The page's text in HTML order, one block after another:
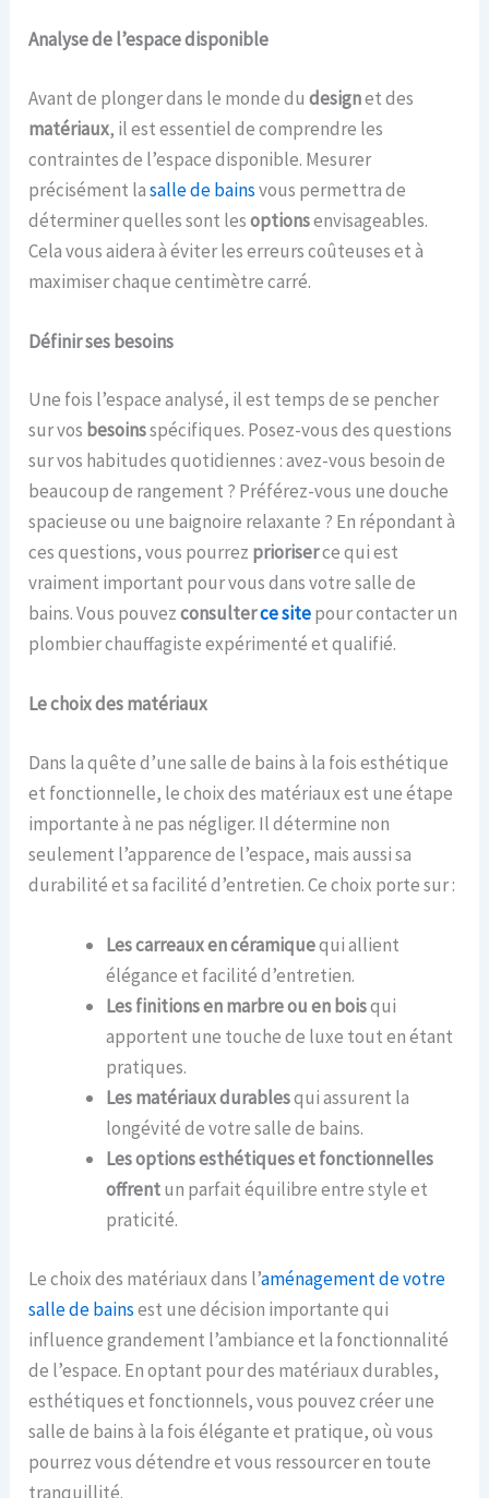
Analyse de l’espace disponible
Avant de plonger dans le monde dudesignet des
matériaux, il est essentiel de comprendre les
contraintes de l’espace disponible. Mesurer
précisément lasalle de bainsvous permettra de
déterminer quelles sont lesoptionsenvisageables.
Cela vous aidera à éviter les erreurs coûteuses et à
maximiser chaque centimètre carré.
Définir ses besoins
Une fois l’espace analysé, il est temps de se pencher
sur vos besoinsspécifiques. Posez-vous des questions
sur vos habitudes quotidiennes : avez-vous besoin de
beaucoup de rangement ? Préférez-vous une douche
spacieuse ou une baignoire relaxante ? En répondant à
ces questions, vous pourrez prioriserce qui est
vraiment important pour vous dans votre salle de
bains. Vous pouvezconsulterce sitepour contacter un
plombier chauffagiste expérimenté et qualifié.
Le choix des matériaux
Dans la quête d’une salle de bains à la fois esthétique
et fonctionnelle, le choix des matériaux est une étape
importante à ne pas négliger. Il détermine non
seulement l’apparence de l’espace, mais aussi sa
durabilité et sa facilité d’entretien. Ce choix porte sur :
Les carreaux en céramiquequi allient
élégance et facilité d’entretien.
Les finitions en marbre ou en boisqui
apportent une touche de luxe tout en étant
pratiques.
Les matériaux durablesqui assurent la
longévité de votre salle de bains.
Les options esthétiques et fonctionnelles
offrentun parfait équilibre entre style et
praticité.
Le choix des matériaux dans l’aménagement de votre
salle de bainsest une décision importante qui
influence grandement l’ambiance et la fonctionnalité
de l’espace. En optant pour des matériaux durables,
esthétiques et fonctionnels, vous pouvez créer une
salle de bains à la fois élégante et pratique, où vous
pourrez vous détendre et vous ressourcer en toute
tranquillité.